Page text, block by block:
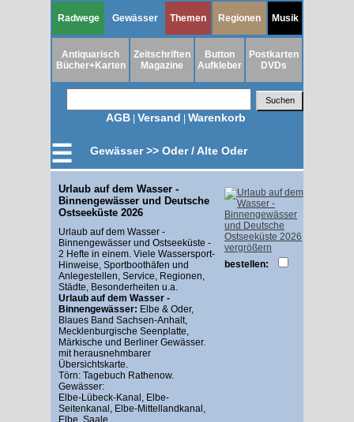
Radwege Gewässer Themen Regionen Musik
Antiquarisch
Bücher+Karten
Zeitschriften
Magazine
Button
Aufkleber
Postkarten
DVDs
AGB | Versand | Warenkorb
☰ Gewässer >> Oder / Alte Oder
Urlaub auf dem Wasser -
Binnengewässer und Deutsche
Ostseeküste 2026
Urlaub auf dem Wasser -
Binnengewässer und Ostseeküste -
2 Hefte in einem. Viele Wassersport-
Hinweise, Sportboothäfen und
Anlegestellen, Service, Regionen,
Städte, Besonderheiten u.a.
Urlaub auf dem Wasser -
Binnengewässer: Elbe & Oder,
Blaues Band Sachsen-Anhalt,
Mecklenburgische Seenplatte,
Märkische und Berliner Gewässer.
mit herausnehmbarer
Übersichtskarte.
Törn: Tagebuch Rathenow.
Gewässer:
Elbe-Lübeck-Kanal, Elbe-
Seitenkanal, Elbe-Mittellandkanal,
Elbe, Saale.
vergrößern
bestellen: